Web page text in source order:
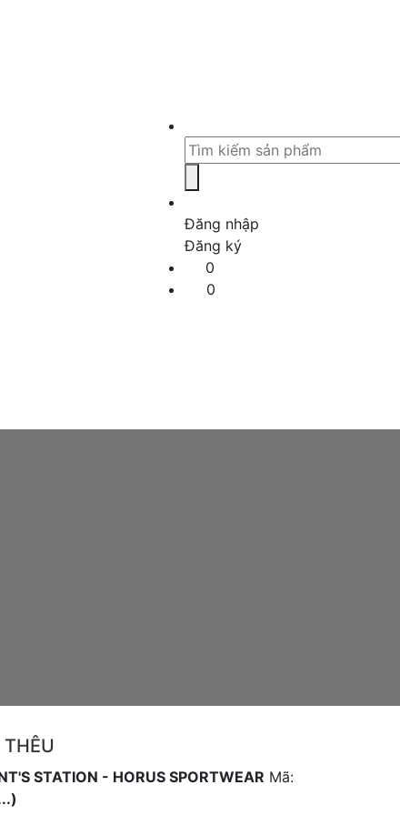
Đăng nhập
Đăng ký
0
0
THÊU
STATION - HORUS SPORTWEAR Mã: